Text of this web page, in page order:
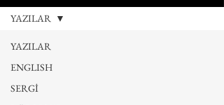
YAZILAR
ENGLISH
SERGİ
YAZILAR